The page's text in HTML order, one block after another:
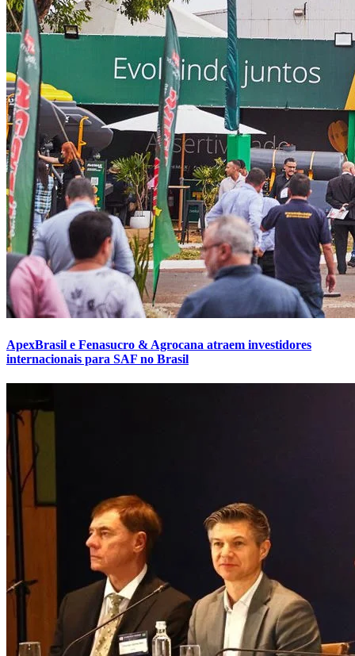
ApexBrasil e Fenasucro & Agrocana atraem investidores
internacionais para SAF no Brasil